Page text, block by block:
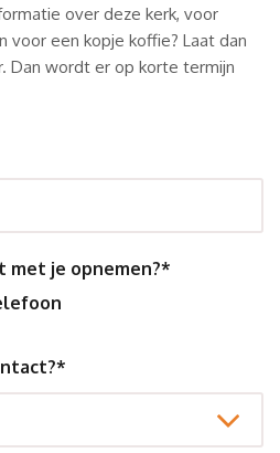
over deze kerk, voor
een kopje koffie? Laat dan
Dan wordt er op korte termijn
met je opnemen?*